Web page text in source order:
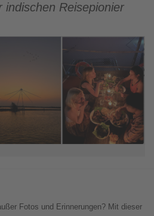
indischen Reisepionier
Fotos und Erinnerungen? Mit dieser